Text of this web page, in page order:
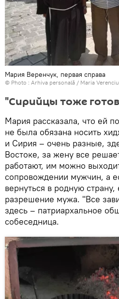
Мария Веренчук, первая справа
© Photo : Arhiva personală / Maria
"Сирийцы тоже
Мария рассказала, что ей
не была обязана носить
и Сирия – очень разные,
Востоке, за жену все
работают, им можно
сопровождении мужчин, а
вернуться в родную
разрешение мужа. "Все
здесь – патриархальное
собеседница.